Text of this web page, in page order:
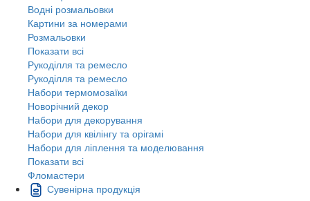
Водні розмальовки
Картини за номерами
Розмальовки
Показати всі
Рукоділля та ремесло
Рукоділля та ремесло
Набори термомозаїки
Новорічний декор
Набори для декорування
Набори для квілінгу та орігамі
Набори для ліплення та моделювання
Показати всі
Фломастери
Сувенірна продукція